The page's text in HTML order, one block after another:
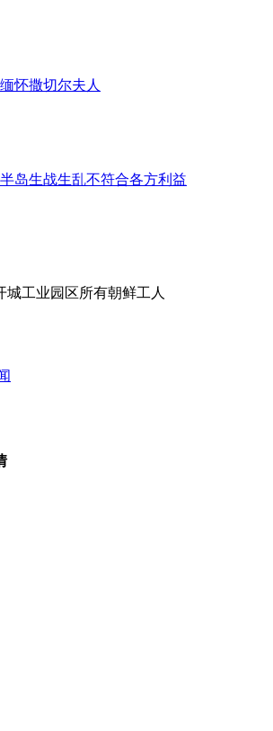
怀撒切尔夫人
岛生战生乱不符合各方利益
精彩开场回放
扔床上导致住宅起火
"Money"两次抢银行失败
工业园区所有朝鲜工人